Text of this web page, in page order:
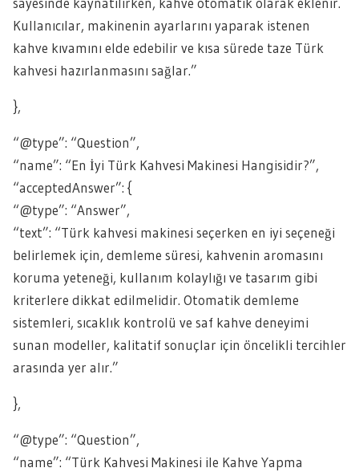
Kullanıcılar, makinenin ayarlarını yaparak istenen
kahve kıvamını elde edebilir ve kısa sürede taze Türk
kahvesi hazırlanmasını sağlar.”
},
“@type”: “Question”,
“name”: “En İyi Türk Kahvesi Makinesi Hangisidir?”,
“acceptedAnswer”: {
“@type”: “Answer”,
“text”: “Türk kahvesi makinesi seçerken en iyi seçeneği
belirlemek için, demleme süresi, kahvenin aromasını
koruma yeteneği, kullanım kolaylığı ve tasarım gibi
kriterlere dikkat edilmelidir. Otomatik demleme
sistemleri, sıcaklık kontrolü ve saf kahve deneyimi
sunan modeller, kalitatif sonuçlar için öncelikli tercihler
arasında yer alır.”
},
“@type”: “Question”,
“name”: “Türk Kahvesi Makinesi ile Kahve Yapma